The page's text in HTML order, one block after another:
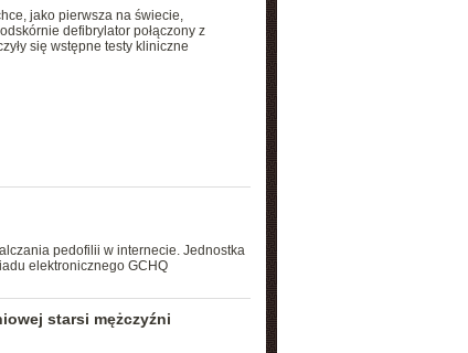
jako pierwsza na świecie,
defibrylator połączony z
się wstępne testy kliniczne
pedofilii w internecie. Jednostka
elektronicznego GCHQ
starsi mężczyźni